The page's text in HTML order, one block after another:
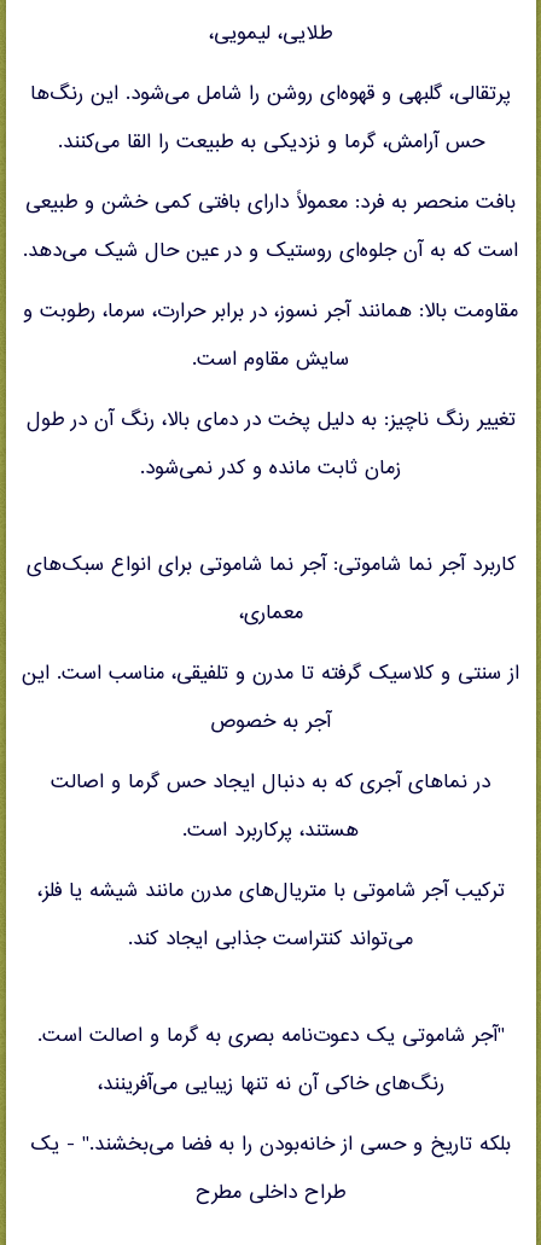
طلایی، لیمویی،
پرتقالی، گلبهی و قهوه‌ای روشن را شامل می‌شود. این رنگ‌ها
حس آرامش، گرما و نزدیکی به طبیعت را القا می‌کنند.
بافت منحصر به فرد: معمولاً دارای بافتی کمی خشن و طبیعی
است که به آن جلوه‌ای روستیک و در عین حال شیک می‌دهد.
مقاومت بالا: همانند آجر نسوز، در برابر حرارت، سرما، رطوبت و
سایش مقاوم است.
تغییر رنگ ناچیز: به دلیل پخت در دمای بالا، رنگ آن در طول
زمان ثابت مانده و کدر نمی‌شود.
کاربرد آجر نما شاموتی: آجر نما شاموتی برای انواع سبک‌های
معماری،
از سنتی و کلاسیک گرفته تا مدرن و تلفیقی، مناسب است. این
آجر به خصوص
در نماهای آجری که به دنبال ایجاد حس گرما و اصالت
هستند، پرکاربرد است.
ترکیب آجر شاموتی با متریال‌های مدرن مانند شیشه یا فلز،
می‌تواند کنتراست جذابی ایجاد کند.
"آجر شاموتی یک دعوت‌نامه بصری به گرما و اصالت است.
رنگ‌های خاکی آن نه تنها زیبایی می‌آفرینند،
بلکه تاریخ و حسی از خانه‌بودن را به فضا می‌بخشند." - یک
طراح داخلی مطرح